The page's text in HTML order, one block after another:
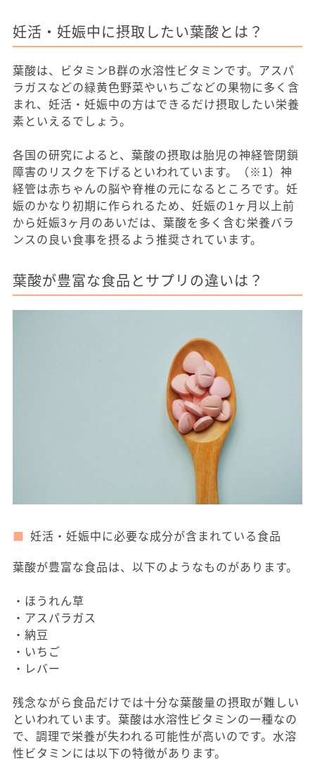
妊活・妊娠中に摂取したい葉酸とは？
葉酸は、ビタミンB群の水溶性ビタミンです。アスパ
ラガスなどの緑黄色野菜やいちごなどの果物に多く含
まれ、妊活・妊娠中の方はできるだけ摂取したい栄養
素といえるでしょう。
各国の研究によると、葉酸の摂取は胎児の神経管閉鎖
障害のリスクを下げるといわれています。（※1）神
経管は赤ちゃんの脳や脊椎の元になるところです。妊
娠のかなり初期に作られるため、妊娠の1ヶ月以上前
から妊娠3ヶ月のあいだは、葉酸を多く含む栄養バラ
ンスの良い食事を摂るよう推奨されています。
葉酸が豊富な食品とサプリの違いは？
妊活・妊娠中に必要な成分が含まれている食品
葉酸が豊富な食品は、以下のようなものがあります。
・ほうれん草
・アスパラガス
・納豆
・いちご
・レバー
残念ながら食品だけでは十分な葉酸量の摂取が難しい
といわれています。葉酸は水溶性ビタミンの一種なの
で、調理で栄養が失われる可能性が高いのです。水溶
性ビタミンには以下の特徴があります。